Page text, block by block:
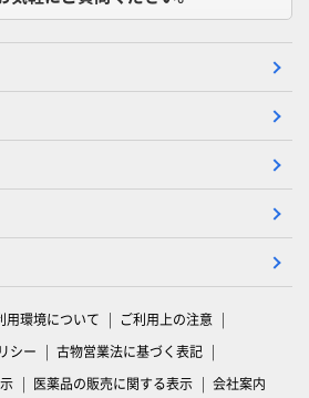
用環境について
ご利用上の注意
シー
古物営業法に基づく表記
医薬品の販売に関する表示 会社案内